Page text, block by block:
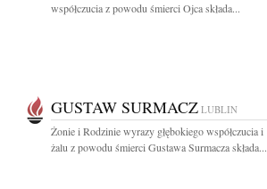
współczucia z powodu śmierci Ojca składa...
GUSTAW SURMACZ LUBLIN
Żonie i Rodzinie wyrazy głębokiego współczucia i
żalu z powodu śmierci Gustawa Surmacza składa...